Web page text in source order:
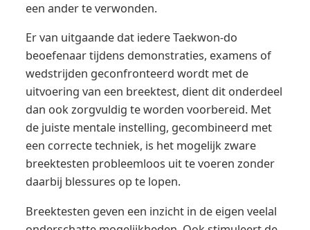
een ander te verwonden.
Er van uitgaande dat iedere Taekwon-do
beoefenaar tijdens demonstraties, examens of
wedstrijden geconfronteerd wordt met de
uitvoering van een breektest, dient dit onderdeel
dan ook zorgvuldig te worden voorbereid. Met
de juiste mentale instelling, gecombineerd met
een correcte techniek, is het mogelijk zware
breektesten probleemloos uit te voeren zonder
daarbij blessures op te lopen.
Breektesten geven een inzicht in de eigen veelal